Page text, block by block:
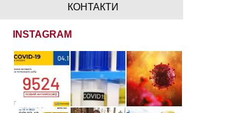
КОНТАКТИ
INSTAGRAM